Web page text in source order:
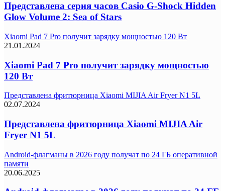
Представлена серия часов Casio G-Shock Hidden
Glow Volume 2: Sea of Stars
Xiaomi Pad 7 Pro получит зарядку мощностью 120 Вт
21.01.2024
Xiaomi Pad 7 Pro получит зарядку мощностью
120 Вт
Представлена фритюрница Xiaomi MIJIA Air Fryer N1 5L
02.07.2024
Представлена фритюрница Xiaomi MIJIA Air
Fryer N1 5L
Android-флагманы в 2026 году получат по 24 ГБ оперативной
памяти
20.06.2025